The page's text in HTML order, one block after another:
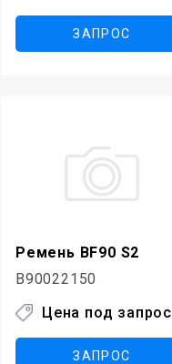
ЗАПРОС
Ремень BF90 S2
B90022150
Цена под запрос
ЗАПРОС